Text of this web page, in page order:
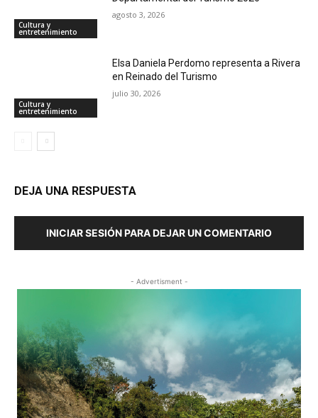
Cultura y
entretenimiento
agosto 3, 2026
Cultura y
entretenimiento
Elsa Daniela Perdomo representa a Rivera
en Reinado del Turismo
julio 30, 2026
DEJA UNA RESPUESTA
INICIAR SESIÓN PARA DEJAR UN COMENTARIO
- Advertisment -